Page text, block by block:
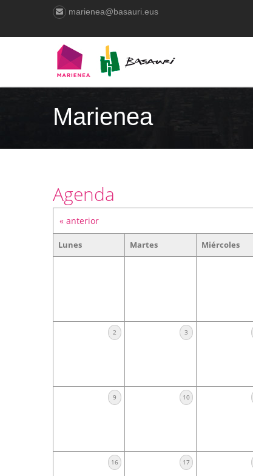
marienea@basauri.eus
Marienea
Agenda
« anterior
Lunes Martes Miércoles
2 3
9 10
16 17